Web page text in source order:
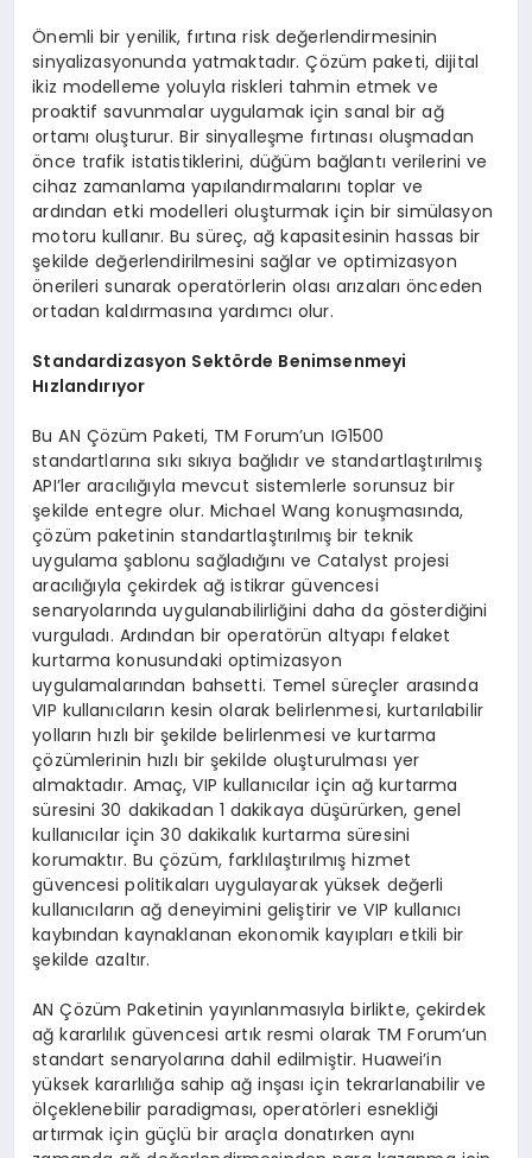
Önemli bir yenilik, fırtına risk değerlendirmesinin
sinyalizasyonunda yatmaktadır. Çözüm paketi, dijital
ikiz modelleme yoluyla riskleri tahmin etmek ve
proaktif savunmalar uygulamak için sanal bir ağ
ortamı oluşturur. Bir sinyalleşme fırtınası oluşmadan
önce trafik istatistiklerini, düğüm bağlantı verilerini ve
cihaz zamanlama yapılandırmalarını toplar ve
ardından etki modelleri oluşturmak için bir simülasyon
motoru kullanır. Bu süreç, ağ kapasitesinin hassas bir
şekilde değerlendirilmesini sağlar ve optimizasyon
önerileri sunarak operatörlerin olası arızaları önceden
ortadan kaldırmasına yardımcı olur.
Standardizasyon Sektörde Benimsenmeyi
Hızlandırıyor
Bu AN Çözüm Paketi, TM Forum’un IG1500
standartlarına sıkı sıkıya bağlıdır ve standartlaştırılmış
API’ler aracılığıyla mevcut sistemlerle sorunsuz bir
şekilde entegre olur. Michael Wang konuşmasında,
çözüm paketinin standartlaştırılmış bir teknik
uygulama şablonu sağladığını ve Catalyst projesi
aracılığıyla çekirdek ağ istikrar güvencesi
senaryolarında uygulanabilirliğini daha da gösterdiğini
vurguladı. Ardından bir operatörün altyapı felaket
kurtarma konusundaki optimizasyon
uygulamalarından bahsetti. Temel süreçler arasında
VIP kullanıcıların kesin olarak belirlenmesi, kurtarılabilir
yolların hızlı bir şekilde belirlenmesi ve kurtarma
çözümlerinin hızlı bir şekilde oluşturulması yer
almaktadır. Amaç, VIP kullanıcılar için ağ kurtarma
süresini 30 dakikadan 1 dakikaya düşürürken, genel
kullanıcılar için 30 dakikalık kurtarma süresini
korumaktır. Bu çözüm, farklılaştırılmış hizmet
güvencesi politikaları uygulayarak yüksek değerli
kullanıcıların ağ deneyimini geliştirir ve VIP kullanıcı
kaybından kaynaklanan ekonomik kayıpları etkili bir
şekilde azaltır.
AN Çözüm Paketinin yayınlanmasıyla birlikte, çekirdek
ağ kararlılık güvencesi artık resmi olarak TM Forum’un
standart senaryolarına dahil edilmiştir. Huawei’in
yüksek kararlılığa sahip ağ inşası için tekrarlanabilir ve
ölçeklenebilir paradigması, operatörleri esnekliği
artırmak için güçlü bir araçla donatırken aynı